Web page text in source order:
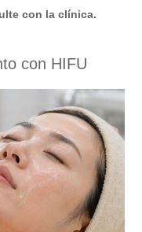
con la clínica.
con HIFU